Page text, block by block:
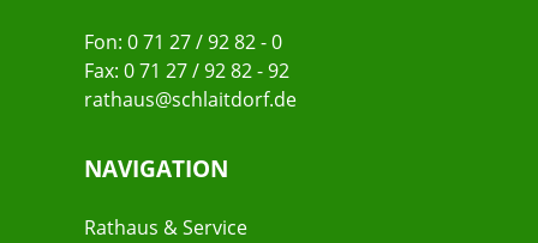
Fon: 0 71 27 / 92 82 - 0
Fax: 0 71 27 / 92 82 - 92
rathaus@schlaitdorf.de
NAVIGATION
Rathaus & Service